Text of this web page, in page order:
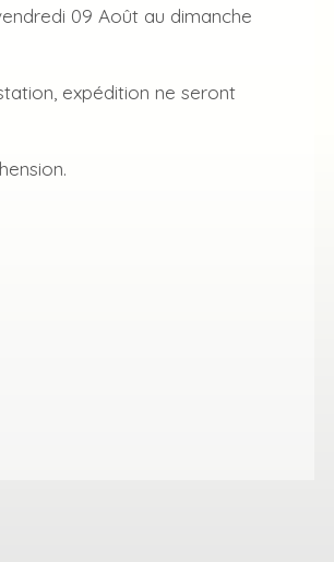
09 Août au dimanche
expédition ne seront